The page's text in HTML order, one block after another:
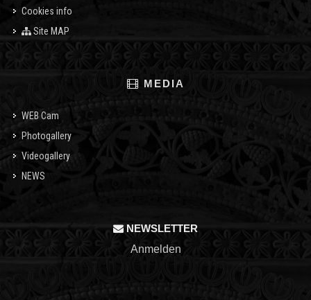
Cookies info
Site MAP
MEDIA
WEB Cam
Photogallery
Videogallery
NEWS
NEWSLETTER
Anmelden